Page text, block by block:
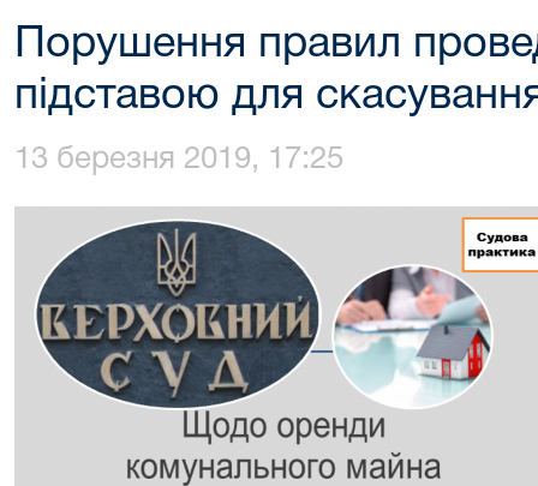
Порушення правил
підставою для
13 березня 2019, 17:25